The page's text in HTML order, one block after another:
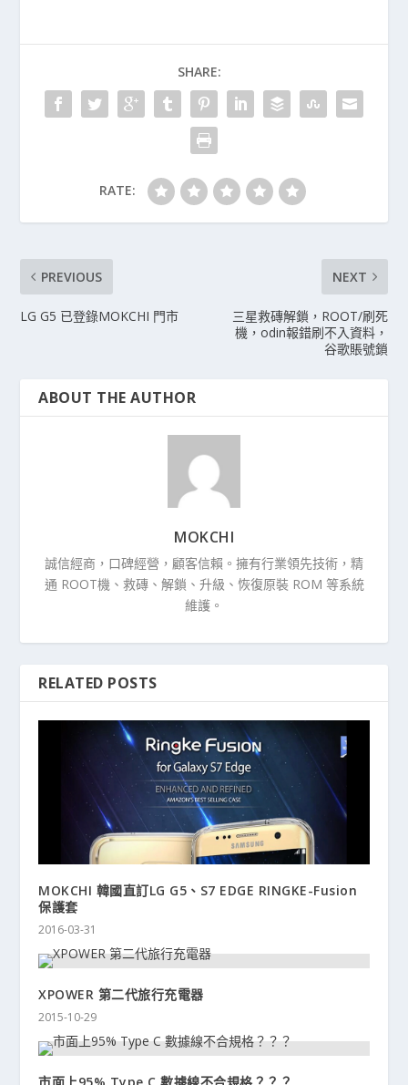
SHARE:
RATE:
PREVIOUS
LG G5 已登錄MOKCHI 門市
NEXT
三星救磚解鎖，ROOT/刷死
機，odin報錯刷不入資料，
谷歌賬號鎖
ABOUT THE AUTHOR
MOKCHI
誠信經商，口碑經營，顧客信賴。擁有行業領先技術，精
通 ROOT機、救磚、解鎖、升級、恢復原裝 ROM 等系統
維護。
RELATED POSTS
MOKCHI 韓國直訂LG G5、S7 EDGE RINGKE-Fusion
保護套
2016-03-31
XPOWER 第二代旅行充電器
2015-10-29